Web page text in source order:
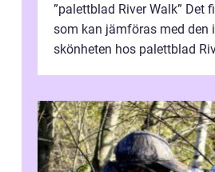
”palettblad River Walk” Det
som kan jämföras med den
skönheten hos palettblad